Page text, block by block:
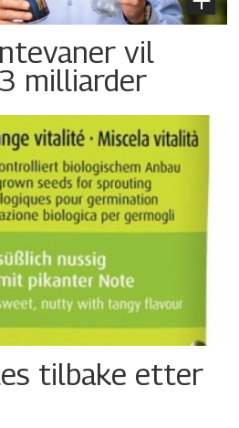
vil
milliarder
tilbake etter